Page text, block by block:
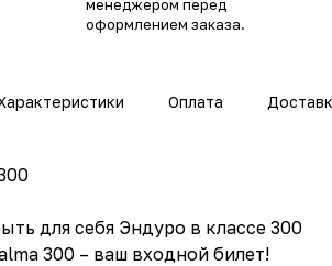
менеджером перед
оформлением заказа.
Оплата
для себя Эндуро в классе 300
300 – ваш входной билет!